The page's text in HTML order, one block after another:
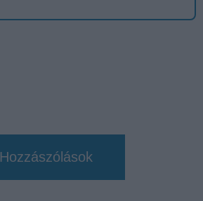
Hozzászólások